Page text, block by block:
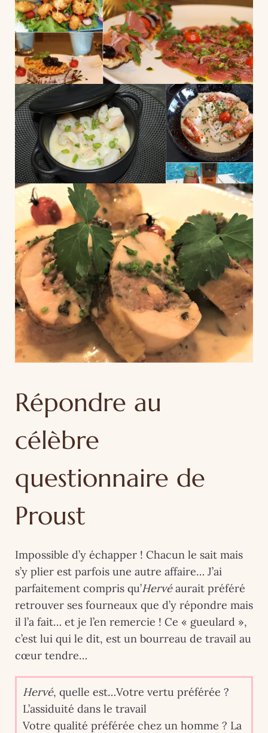
Répondre au
célèbre
questionnaire de
Proust
Impossible d’y échapper ! Chacun le sait mais
s’y plier est parfois une autre affaire… J’ai
parfaitement compris qu’Hervéaurait préféré
retrouver ses fourneaux que d’y répondre mais
il l’a fait… et je l’en remercie ! Ce « gueulard »,
c’est lui qui le dit, est un bourreau de travail au
cœur tendre…
Hervé, quelle est…Votre vertu préférée ?
L’assiduité dans le travail
Votre qualité préférée chez un homme ? La